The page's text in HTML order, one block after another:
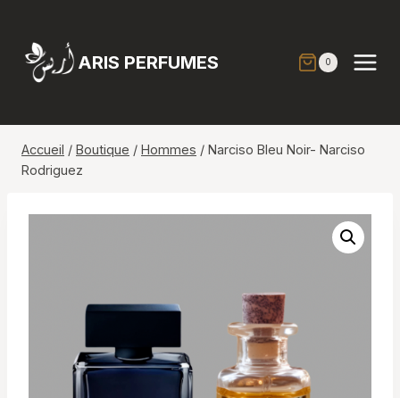
contenu
ARIS PERFUMES 0
Accueil / Boutique / Hommes / Narciso Bleu Noir- Narciso
Rodriguez